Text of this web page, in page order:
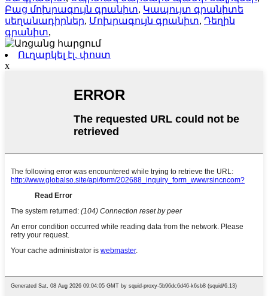
Բաց մոխրագույն գրանիտ, Կապույտ գրանիտե
սեղանադիրներ, Մոխրագույն գրանիտ, Դեղին
գրանիտ,
Ուղարկել էլ. փոստ
x